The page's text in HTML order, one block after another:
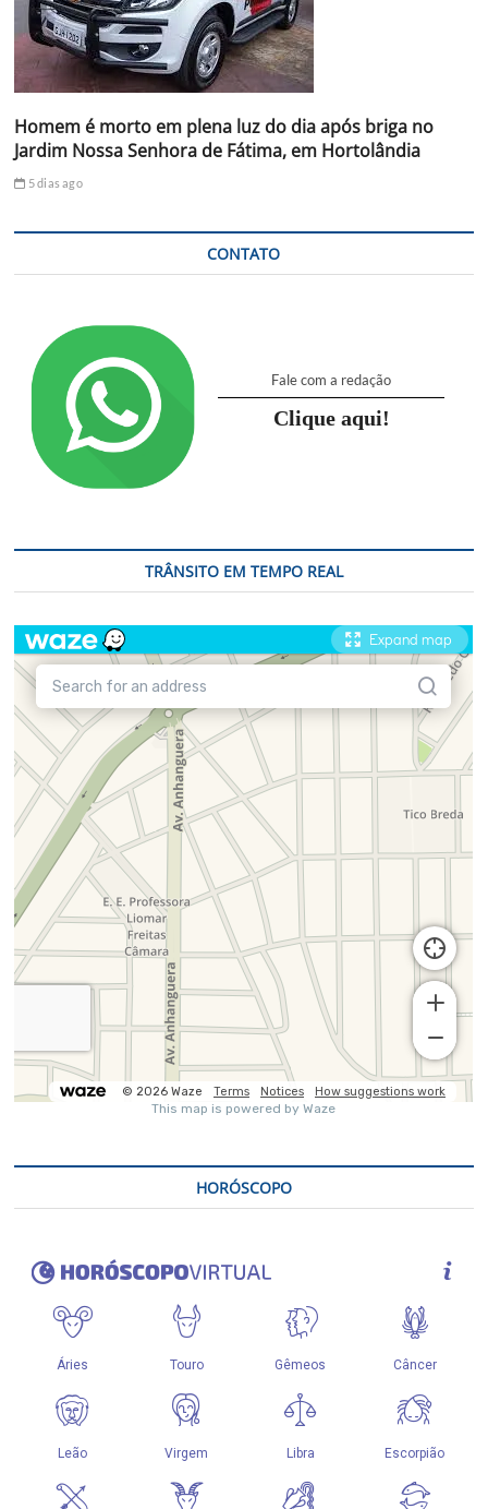
Homem é morto em plena luz do dia após briga no
Jardim Nossa Senhora de Fátima, em Hortolândia
5 dias ago
CONTATO
Fale com a redação
Clique aqui!
TRÂNSITO EM TEMPO REAL
HORÓSCOPO